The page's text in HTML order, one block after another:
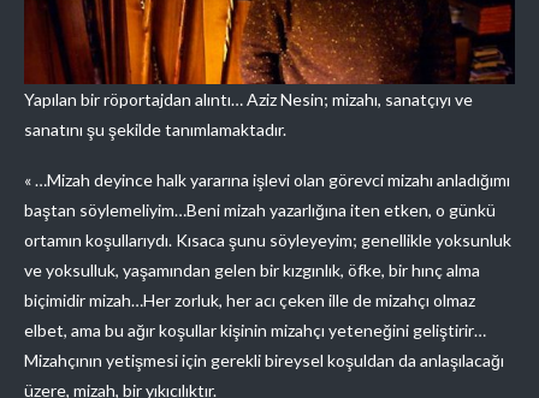
Yapılan bir röportajdan alıntı… Aziz Nesin; mizahı, sanatçıyı ve
sanatını şu şekilde tanımlamaktadır.
« …Mizah deyince halk yararına işlevi olan görevci mizahı anladığımı
baştan söylemeliyim…Beni mizah yazarlığına iten etken, o günkü
ortamın koşullarıydı. Kısaca şunu söyleyeyim; genellikle yoksunluk
ve yoksulluk, yaşamından gelen bir kızgınlık, öfke, bir hınç alma
biçimidir mizah…Her zorluk, her acı çeken ille de mizahçı olmaz
elbet, ama bu ağır koşullar kişinin mizahçı yeteneğini geliştirir…
Mizahçının yetişmesi için gerekli bireysel koşuldan da anlaşılacağı
üzere, mizah, bir yıkıcılıktır.